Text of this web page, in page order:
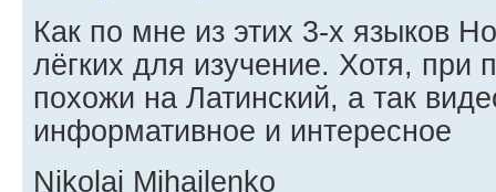
Как по мне из этих 3-х языков
лёгких для изучение. Хотя, при
похожи на Латинский, а так
информативное и интересное
Nikolaj Mihajlenko